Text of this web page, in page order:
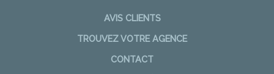
AVIS CLIENTS
TROUVEZ VOTRE AGENCE
CONTACT